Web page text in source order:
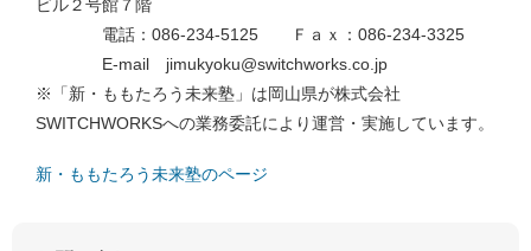
ビル２号館７階
電話：086-234-5125 Ｆａｘ：086-234-3325
E-mail jimukyoku@switchworks.co.jp
※「新・ももたろう未来塾」は岡山県が株式会社
SWITCHWORKSへの業務委託により運営・実施しています。
新・ももたろう未来塾のページ